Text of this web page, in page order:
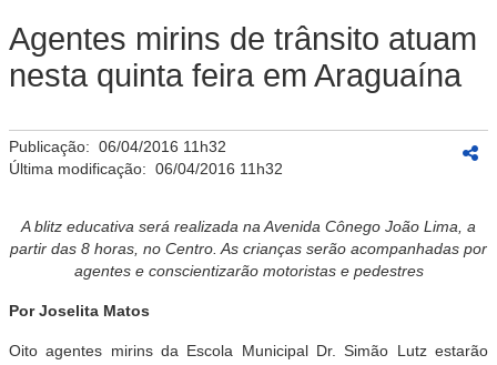
Agentes mirins de trânsito atuam
nesta quinta feira em Araguaína
Publicação: 06/04/2016 11h32
Última modificação: 06/04/2016 11h32
A blitz educativa será realizada na Avenida Cônego João Lima, a
partir das 8 horas, no Centro. As crianças serão acompanhadas por
agentes e conscientizarão motoristas e pedestres
Por Joselita Matos
Oito agentes mirins da Escola Municipal Dr. Simão Lutz estarão